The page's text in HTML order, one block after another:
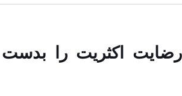
رضایت اکثریت را بدست